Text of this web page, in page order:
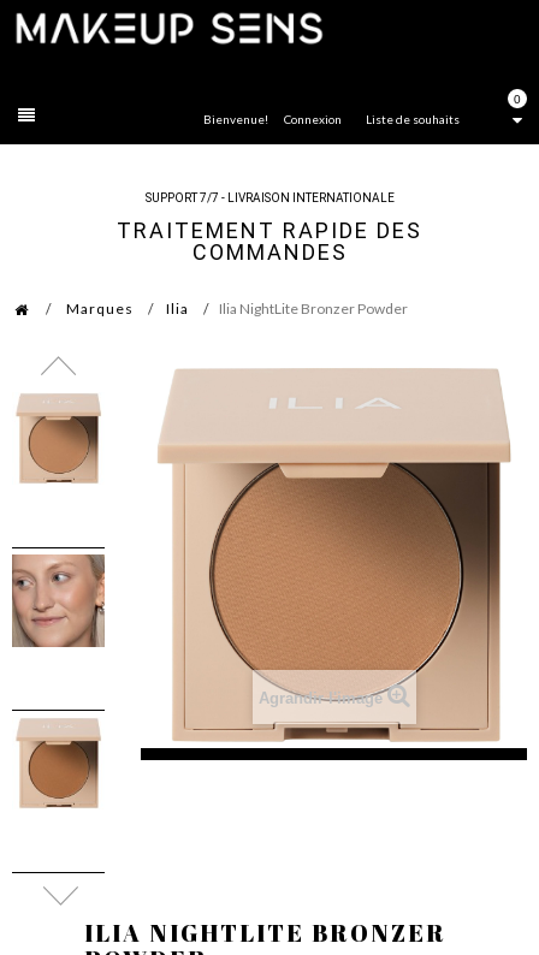
0
Liste de souhaits
Bienvenue! Connexion
SUPPORT 7/7 - LIVRAISON INTERNATIONALE
TRAITEMENT RAPIDE DES
COMMANDES
Marques Ilia Ilia NightLite Bronzer Powder
Agrandir l'image
ILIA NIGHTLITE BRONZER